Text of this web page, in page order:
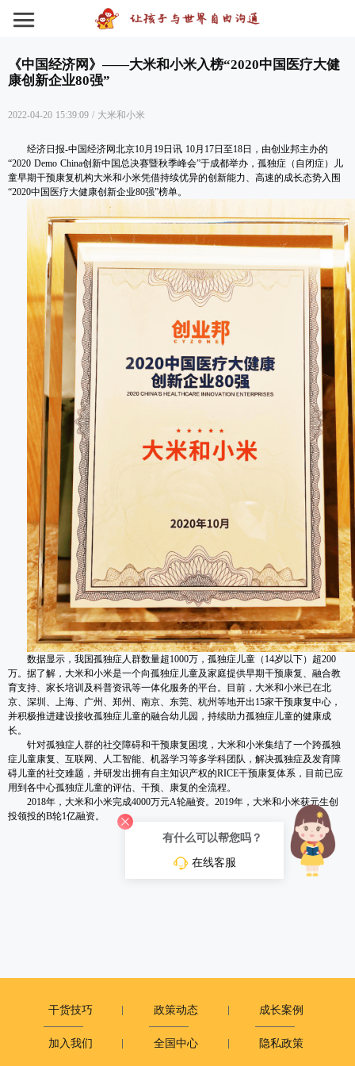
《中国经济网》——大米和小米入榜“2020中国医疗大健
康创新企业80强”
2022-04-20 15:39:09 / 大米和小米
经济日报-中国经济网北京10月19日讯 10月17日至18日，由创业邦主办的
“2020 Demo China创新中国总决赛暨秋季峰会”于成都举办，孤独症（自闭症）儿
童早期干预康复机构大米和小米凭借持续优异的创新能力、高速的成长态势入围
“2020中国医疗大健康创新企业80强”榜单。
数据显示，我国孤独症人群数量超1000万，孤独症儿童（14岁以下）超200
万。据了解，大米和小米是一个向孤独症儿童及家庭提供早期干预康复、融合教
育支持、家长培训及科普资讯等一体化服务的平台。目前，大米和小米已在北
京、深圳、上海、广州、郑州、南京、东莞、杭州等地开出15家干预康复中心，
并积极推进建设接收孤独症儿童的融合幼儿园，持续助力孤独症儿童的健康成
长。
针对孤独症人群的社交障碍和干预康复困境，大米和小米集结了一个跨孤独
症儿童康复、互联网、人工智能、机器学习等多学科团队，解决孤独症及发育障
碍儿童的社交难题，并研发出拥有自主知识产权的RICE干预康复体系，目前已应
用到各中心孤独症儿童的评估、干预、康复的全流程。
2018年，大米和小米完成4000万元A轮融资。2019年，大米和小米获元生创
投领投的B轮1亿融资。
干货技巧 政策动态 成长案例
加入我们 全国中心 隐私政策
有什么可以帮您吗？
在线客服